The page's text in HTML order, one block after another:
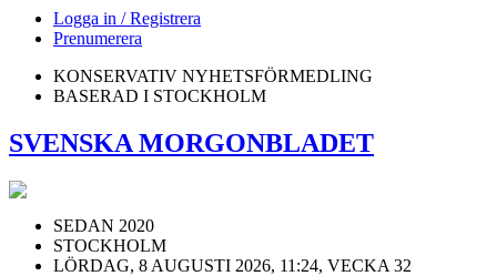
Logga in / Registrera
Prenumerera
KONSERVATIV NYHETSFÖRMEDLING
BASERAD I STOCKHOLM
SVENSKA MORGONBLADET
SEDAN 2020
STOCKHOLM
LÖRDAG, 8 AUGUSTI 2026, 11:24, VECKA 32